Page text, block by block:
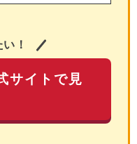
！
サイトで見